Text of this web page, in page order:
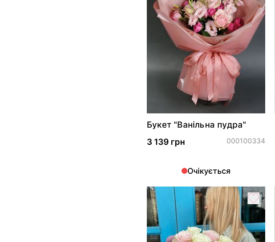
Букет "Ванільна пудра"
3 139 грн
000100334
Очікується